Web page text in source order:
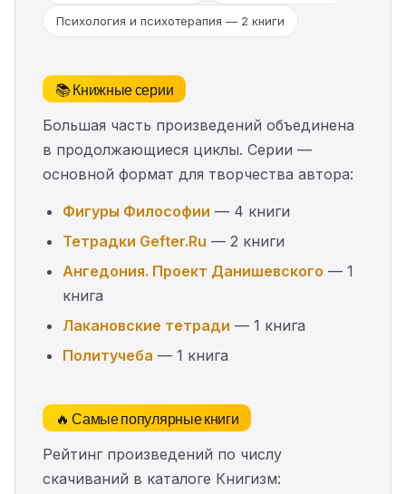
Психология и психотерапия — 2 книги
📚 Книжные серии
Большая часть произведений объединена
в продолжающиеся циклы. Серии —
основной формат для творчества автора:
Фигуры Философии — 4 книги
Тетрадки Gefter.Ru — 2 книги
Ангедония. Проект Данишевского — 1
книга
Лакановские тетради — 1 книга
Политучеба — 1 книга
🔥 Самые популярные книги
Рейтинг произведений по числу
скачиваний в каталоге Книгизм: